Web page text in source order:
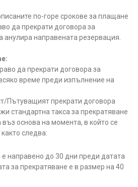
по-горе срокове за плащане
да прекрати договора за
анулира направената резервация.
да прекрати договора за
време преди изпълнение на
Пътуващият прекрати договора
стандартна такса за прекратяване
основа на момента, в който се
следва:
е направено до 30 дни преди датата
за прекратяване е в размер на 40